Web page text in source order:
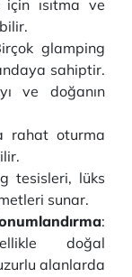
için ısıtma ve
glamping
sahiptir.
ve doğanın
rahat oturma
tesisleri, lüks
sunar.
:
doğal
alanlarda